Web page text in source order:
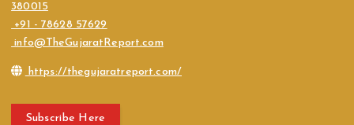
380015
+91 - 78628 57629
info@TheGujaratReport.com
https://thegujaratreport.com/
Subscribe Here